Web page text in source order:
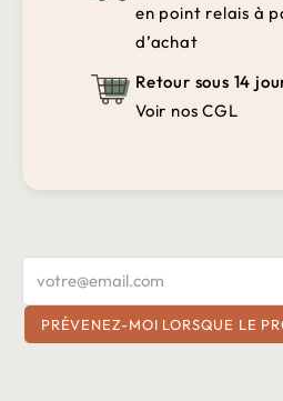
en point relais à
d’achat
Retour sous 14
Voir nos CGL
PRÉVENEZ-MOI LORSQUE LE